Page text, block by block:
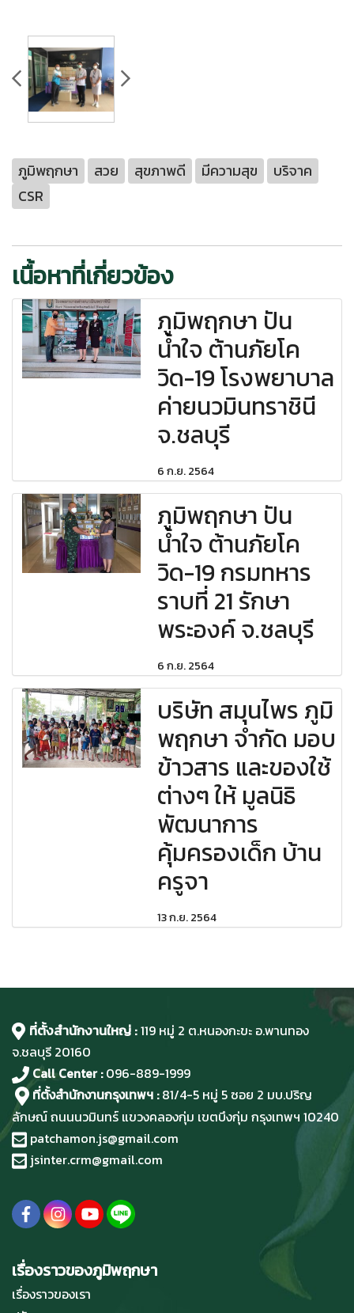
ภูมิพฤกษา สวย สุขภาพดี มีความสุข
บริจาค
CSR
เนื้อหาที่เกี่ยวข้อง
ภูมิพฤกษา ปัน
น้ำใจ ต้านภัยโค
วิด-19 โรงพยาบาล
ค่ายนวมินทราชินี
จ.ชลบุรี
6 ก.ย. 2564
ภูมิพฤกษา ปัน
น้ำใจ ต้านภัยโค
วิด-19 กรมทหาร
ราบที่ 21 รักษา
พระองค์ จ.ชลบุรี
6 ก.ย. 2564
บริษัท สมุนไพร ภูมิ
พฤกษา จำกัด มอบ
ข้าวสาร และของใช้
ต่างๆ ให้ มูลนิธิ
พัฒนาการ
คุ้มครองเด็ก บ้าน
ครูจา
13 ก.ย. 2564
ที่ตั้งสำนักงานใหญ่ :119 หมู่ 2 ต.หนองกะขะ อ.พานทอง
จ.ชลบุรี 20160
Call Center :096-889-1999
ที่ตั้งสำนักงานกรุงเทพฯ : 81/4-5 หมู่ 5 ซอย 2 มบ.ปริญ
ลักษณ์ ถนนนวมินทร์ แขวงคลองกุ่ม เขตบึงกุ่ม กรุงเทพฯ 10240
patchamon.js@gmail.com
jsinter.crm@gmail.com
เรื่องราวของภูมิพฤกษา
เรื่องราวของเรา